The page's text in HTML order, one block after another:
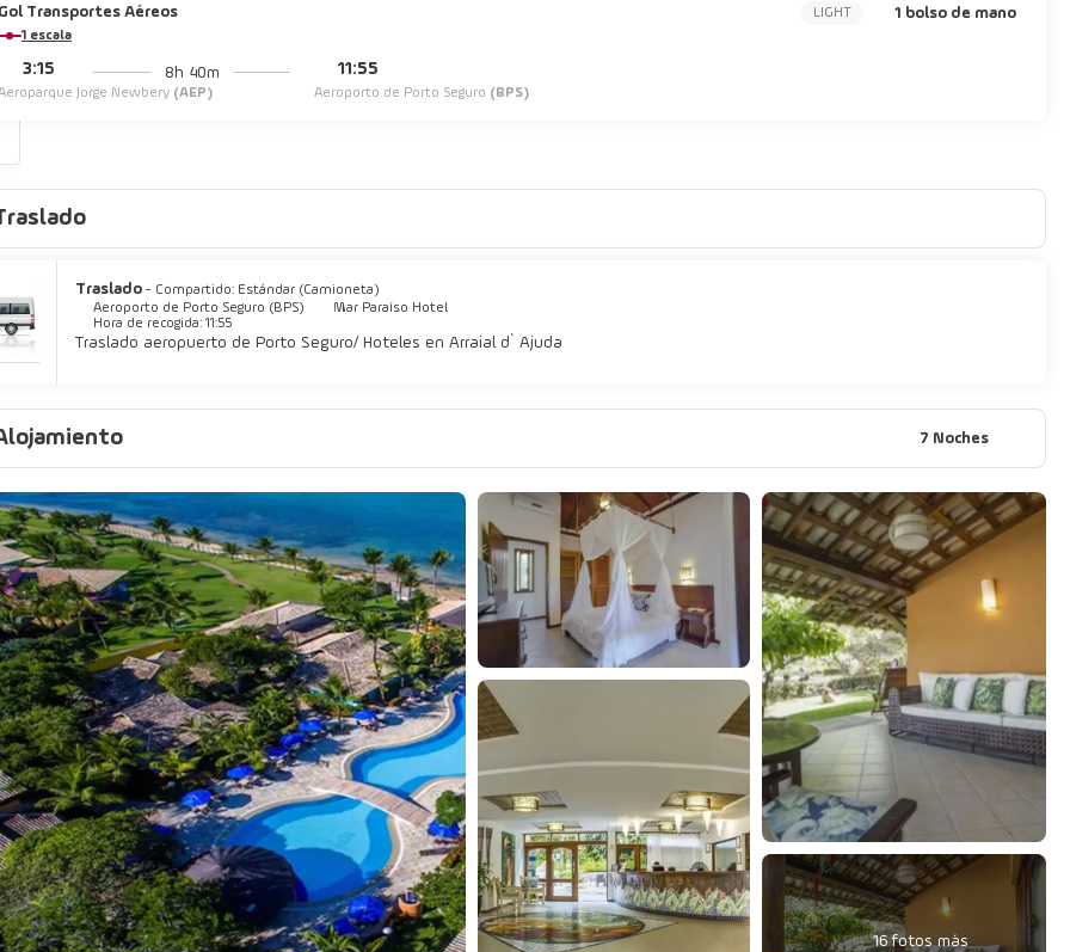
Transportes Aéreos
1 escala
3:15
Jorge Newbery (AEP)
8h 40m 11:55
Aeroporto de Porto Seguro (BPS)
LIGHT 1 bolso de mano
Traslado - Compartido: Estándar (Camioneta)
Aeroporto de Porto Seguro (BPS)
Mar Paraíso Hotel
Hora de recogida: 11:55
Traslado aeropuerto de Porto Seguro/ Hoteles en Arraial d` Ajuda
7 Noches
16 fotos más